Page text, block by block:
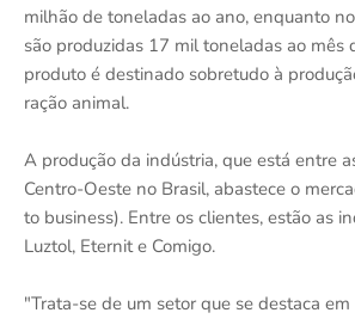
milhão de toneladas ao ano, enquanto
são produzidas 17 mil toneladas ao mês
produto é destinado sobretudo à
ração animal.
A produção da indústria, que está entre
Centro-Oeste no Brasil, abastece o
to business). Entre os clientes, estão as
Luztol, Eternit e Comigo.
"Trata-se de um setor que se destaca em